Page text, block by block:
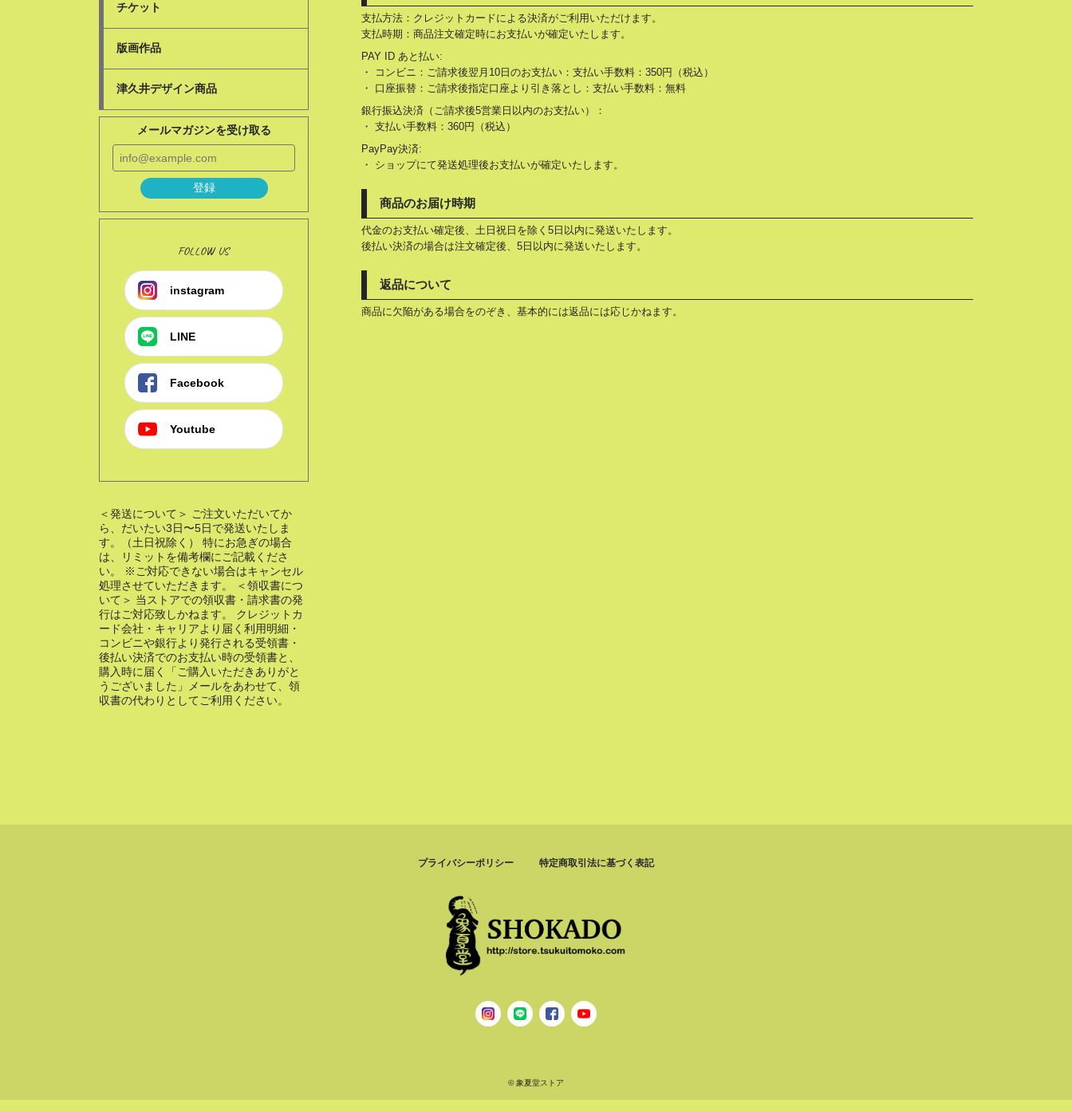
チケット
版画作品
津久井デザイン商品
メールマガジンを受け取る
登録
FOLLOW US
instagram
LINE
Facebook
Youtube
＜発送について＞ ご注文いただいてか
ら、だいたい3日〜5日で発送いたしま
す。（土日祝除く） 特にお急ぎの場合
は、リミットを備考欄にご記載くださ
い。 ※ご対応できない場合はキャンセル
処理させていただきます。 ＜領収書につ
いて＞ 当ストアでの領収書・請求書の発
行はご対応致しかねます。 クレジットカ
ード会社・キャリアより届く利用明細・
コンビニや銀行より発行される受領書・
後払い決済でのお支払い時の受領書と、
購入時に届く「ご購入いただきありがと
うございました」メールをあわせて、領
収書の代わりとしてご利用ください。
支払方法：クレジットカードによる決済がご利用いただけます。
支払時期：商品注文確定時にお支払いが確定いたします。
PAY ID あと払い:
・ コンビニ：ご請求後翌月10日のお支払い：支払い手数料：350円（税込）
・ 口座振替：ご請求後指定口座より引き落とし：支払い手数料：無料
銀行振込決済（ご請求後5営業日以内のお支払い）：
・ 支払い手数料：360円（税込）
PayPay決済:
・ ショップにて発送処理後お支払いが確定いたします。
商品のお届け時期
代金のお支払い確定後、土日祝日を除く5日以内に発送いたします。
後払い決済の場合は注文確定後、5日以内に発送いたします。
返品について
商品に欠陥がある場合をのぞき、基本的には返品には応じかねます。
プライバシーポリシー 特定商取引法に基づく表記
© 象夏堂ストア